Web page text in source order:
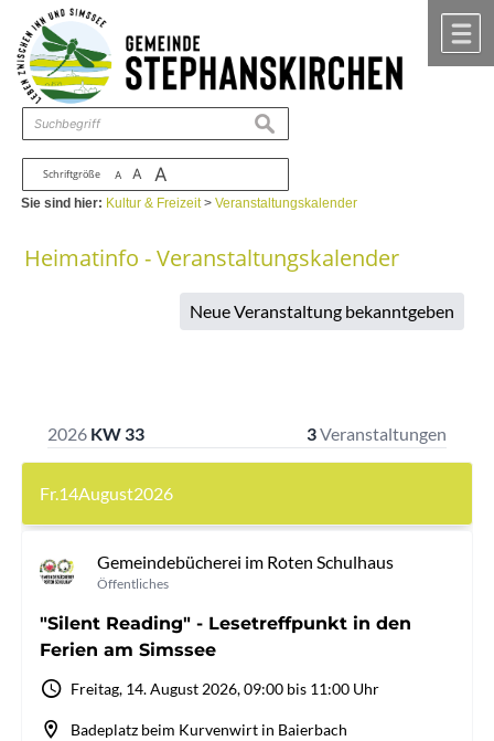
Zum Inhalt ,zur Navigation
Schriftgröße A A A
suchen
Sie sind hier: Kultur & Freizeit>Veranstaltungskalender
Heimatinfo - Veranstaltungskalender